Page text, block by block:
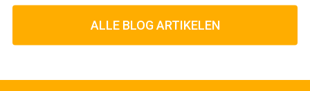
ALLE BLOG ARTIKELEN